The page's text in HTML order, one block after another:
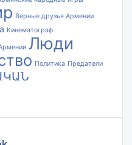
Верные друзья Армении
Кинематограф
Люди
Политика Предатели